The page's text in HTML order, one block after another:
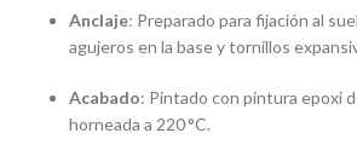
Anclaje: Preparado para fijación al
agujeros en la base y tornillos
Acabado: Pintado con pintura epoxi
horneada a 220 °C.